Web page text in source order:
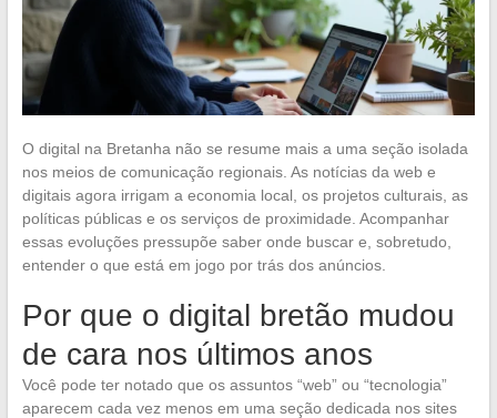
O digital na Bretanha não se resume mais a uma seção isolada
nos meios de comunicação regionais. As notícias da web e
digitais agora irrigam a economia local, os projetos culturais, as
políticas públicas e os serviços de proximidade. Acompanhar
essas evoluções pressupõe saber onde buscar e, sobretudo,
entender o que está em jogo por trás dos anúncios.
Por que o digital bretão mudou
de cara nos últimos anos
Você pode ter notado que os assuntos “web” ou “tecnologia”
aparecem cada vez menos em uma seção dedicada nos sites